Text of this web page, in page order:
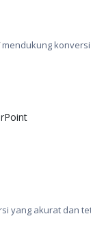
mendukung konversi
yang akurat dan